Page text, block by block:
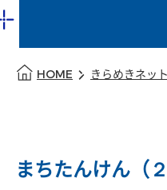
HOME きらめきネッ
まちたんけん（